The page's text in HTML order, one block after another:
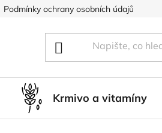
Podmínky ochrany osobních údajů
Krmivo a vitamíny